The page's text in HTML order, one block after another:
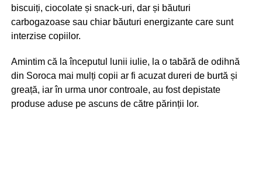
biscuiți, ciocolate și snack-uri, dar și băuturi
carbogazoase sau chiar băuturi energizante care sunt
interzise copiilor.
Amintim că la începutul lunii iulie, la o tabără de odihnă
din Soroca mai mulți copii ar fi acuzat dureri de burtă și
greață, iar în urma unor controale, au fost depistate
produse aduse pe ascuns de către părinții lor.